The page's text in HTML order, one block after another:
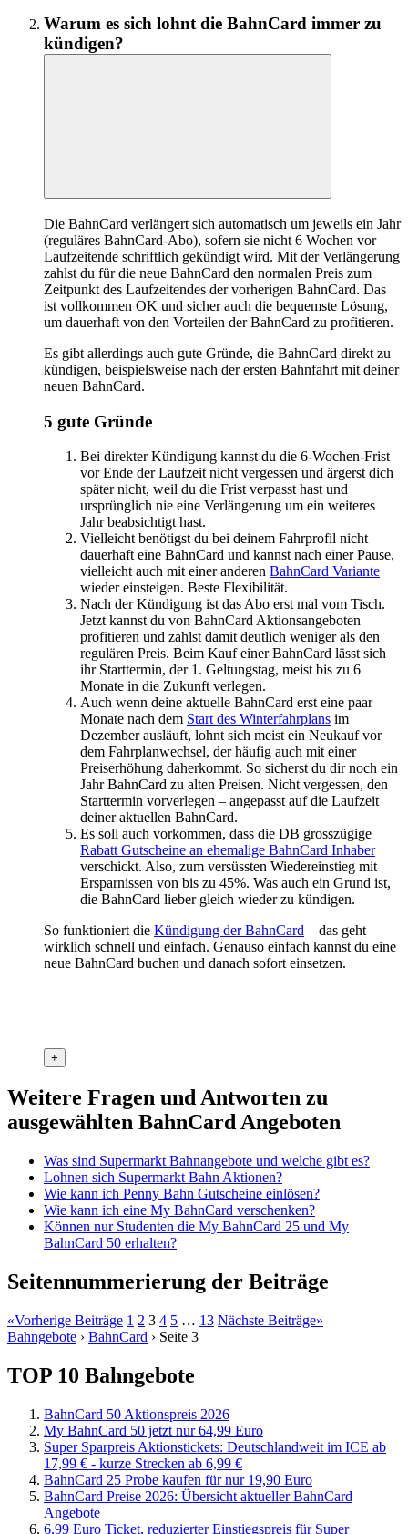
Warum es sich lohnt die BahnCard immer zu
kündigen?
Die BahnCard verlängert sich automatisch um jeweils ein Jahr
(reguläres BahnCard-Abo), sofern sie nicht 6 Wochen vor
Laufzeitende schriftlich gekündigt wird. Mit der Verlängerung
zahlst du für die neue BahnCard den normalen Preis zum
Zeitpunkt des Laufzeitendes der vorherigen BahnCard. Das
ist vollkommen OK und sicher auch die bequemste Lösung,
um dauerhaft von den Vorteilen der BahnCard zu profitieren.
Es gibt allerdings auch gute Gründe, die BahnCard direkt zu
kündigen, beispielsweise nach der ersten Bahnfahrt mit deiner
neuen BahnCard.
5 gute Gründe
Bei direkter Kündigung kannst du die 6-Wochen-Frist
vor Ende der Laufzeit nicht vergessen und ärgerst dich
später nicht, weil du die Frist verpasst hast und
ursprünglich nie eine Verlängerung um ein weiteres
Jahr beabsichtigt hast.
Vielleicht benötigst du bei deinem Fahrprofil nicht
dauerhaft eine BahnCard und kannst nach einer Pause,
vielleicht auch mit einer anderen BahnCard Variante
wieder einsteigen. Beste Flexibilität.
Nach der Kündigung ist das Abo erst mal vom Tisch.
Jetzt kannst du von BahnCard Aktionsangeboten
profitieren und zahlst damit deutlich weniger als den
regulären Preis. Beim Kauf einer BahnCard lässt sich
ihr Starttermin, der 1. Geltungstag, meist bis zu 6
Monate in die Zukunft verlegen.
Auch wenn deine aktuelle BahnCard erst eine paar
Monate nach dem Start des Winterfahrplans im
Dezember ausläuft, lohnt sich meist ein Neukauf vor
dem Fahrplanwechsel, der häufig auch mit einer
Preiserhöhung daherkommt. So sicherst du dir noch ein
Jahr BahnCard zu alten Preisen. Nicht vergessen, den
Starttermin vorverlegen – angepasst auf die Laufzeit
deiner aktuellen BahnCard.
Es soll auch vorkommen, dass die DB grosszügige
Rabatt Gutscheine an ehemalige BahnCard Inhaber
verschickt. Also, zum versüssten Wiedereinstieg mit
Ersparnissen von bis zu 45%. Was auch ein Grund ist,
die BahnCard lieber gleich wieder zu kündigen.
So funktioniert die Kündigung der BahnCard – das geht
wirklich schnell und einfach. Genauso einfach kannst du eine
neue BahnCard buchen und danach sofort einsetzen.
+
Weitere Fragen und Antworten zu
ausgewählten BahnCard Angeboten
Was sind Supermarkt Bahnangebote und welche gibt es?
Lohnen sich Supermarkt Bahn Aktionen?
Wie kann ich Penny Bahn Gutscheine einlösen?
Wie kann ich eine My BahnCard verschenken?
Können nur Studenten die My BahnCard 25 und My
BahnCard 50 erhalten?
Seitennummerierung der Beiträge
«Vorherige Beiträge 1 2 3 4 5 … 13 Nächste Beiträge»
Bahngebote › BahnCard › Seite 3
TOP 10 Bahngebote
BahnCard 50 Aktionspreis 2026
My BahnCard 50 jetzt nur 64,99 Euro
Super Sparpreis Aktionstickets: Deutschlandweit im ICE ab
17,99 € - kurze Strecken ab 6,99 €
BahnCard 25 Probe kaufen für nur 19,90 Euro
BahnCard Preise 2026: Übersicht aktueller BahnCard
Angebote
6,99 Euro Ticket, reduzierter Einstiegspreis für Super